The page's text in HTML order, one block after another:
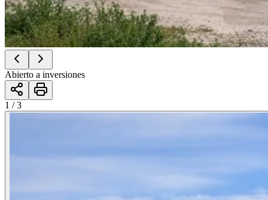
Abierto a inversiones
1 / 3